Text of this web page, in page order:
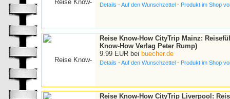
Details -Auf den Wunschzettel - Produkt im Shop
Reise Know-How CityTrip Mainz:
Know-How Verlag Peter Rump)
9.99 EUR bei buecher.de
Details -Auf den Wunschzettel - Produkt im Shop
Reise Know-How CityTrip Liverpool: